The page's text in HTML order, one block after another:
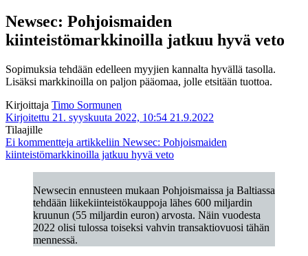
Newsec: Pohjoismaiden
kiinteistömarkkinoilla jatkuu hyvä veto
Sopimuksia tehdään edelleen myyjien kannalta hyvällä tasolla.
Lisäksi markkinoilla on paljon pääomaa, jolle etsitään tuottoa.
Kirjoittaja Timo Sormunen
Kirjoitettu 21. syyskuuta 2022, 10:54 21.9.2022
Tilaajille
Ei kommentteja artikkeliin Newsec: Pohjoismaiden
kiinteistömarkkinoilla jatkuu hyvä veto
Newsecin ennusteen mukaan Pohjoismaissa ja Baltiassa
tehdään liikekiinteistökauppoja lähes 600 miljardin
kruunun (55 miljardin euron) arvosta. Näin vuodesta
2022 olisi tulossa toiseksi vahvin transaktiovuosi tähän
mennessä.